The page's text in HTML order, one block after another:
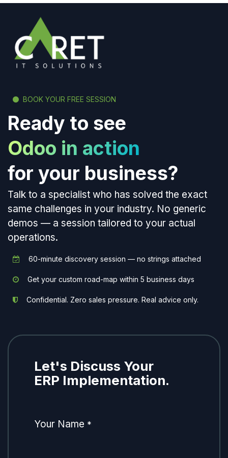
BOOK YOUR FREE SESSION
Ready to see
Odoo in action
for your business?
Talk to a specialist who has solved the exact
same challenges in your industry. No generic
demos — a session tailored to your actual
operations.
60-minute discovery session — no strings attached
Get your custom road-map within 5 business days
Confidential. Zero sales pressure. Real advice only.
Let's Discuss Your
ERP Implementation.
Your Name *